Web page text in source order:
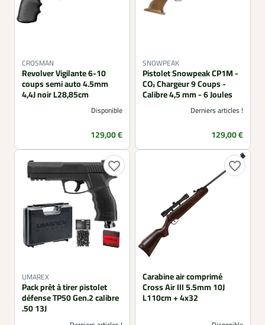
CROSMAN
Revolver Vigilante 6-10
coups semi auto 4.5mm
4,4J noir L28,85cm
Disponible
Prix
129,00 €
SNOWPEAK
Pistolet Snowpeak CP1M -
CO₂ Chargeur 9 Coups -
Calibre 4,5 mm - 6 Joules
Derniers articles !
Prix
129,00 €
favorite_border
UMAREX
Pack prêt à tirer pistolet
défense TP50 Gen.2 calibre
.50 13J
favorite_border
Carabine air comprimé
Cross Air III 5.5mm 10J
L110cm + 4x32